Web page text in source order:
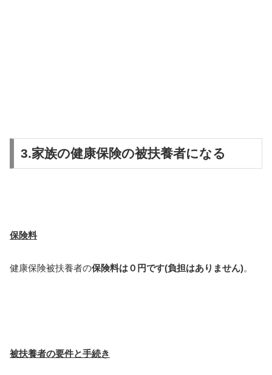
3.家族の健康保険の被扶養者になる
保険料
健康保険被扶養者の保険料は０円です(負担はありません)。
被扶養者の要件と手続き